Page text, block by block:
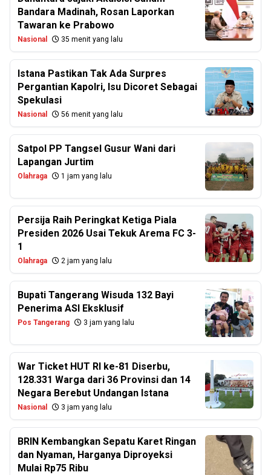
Bandara Madinah, Rosan Laporkan
Tawaran ke Prabowo
Nasional 35 menit yang lalu
Istana Pastikan Tak Ada Surpres
Pergantian Kapolri, Isu Dicoret Sebagai
Spekulasi
Nasional 56 menit yang lalu
Satpol PP Tangsel Gusur Wani dari
Lapangan Jurtim
Olahraga 1 jam yang lalu
Persija Raih Peringkat Ketiga Piala
Presiden 2026 Usai Tekuk Arema FC 3-
1
Olahraga 2 jam yang lalu
Bupati Tangerang Wisuda 132 Bayi
Penerima ASI Eksklusif
Pos Tangerang 3 jam yang lalu
War Ticket HUT RI ke-81 Diserbu,
128.331 Warga dari 36 Provinsi dan 14
Negara Berebut Undangan Istana
Nasional 3 jam yang lalu
BRIN Kembangkan Sepatu Karet Ringan
dan Nyaman, Harganya Diproyeksi
Mulai Rp75 Ribu